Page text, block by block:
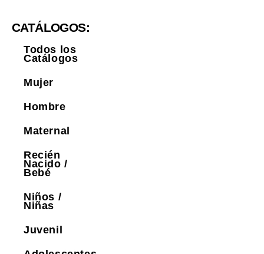
CATÁLOGOS:
Todos los
Catálogos
Mujer
Hombre
Maternal
Recién
Nacido /
Bebé
Niños /
Niñas
Juvenil